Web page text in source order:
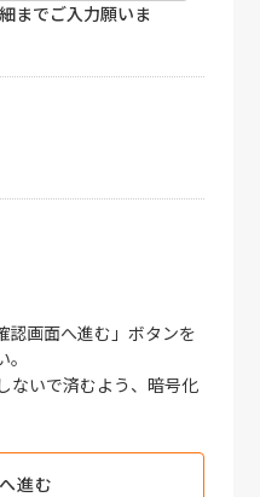
までご入力願いま
画面へ進む」ボタンを
ないで済むよう、暗号化
進む